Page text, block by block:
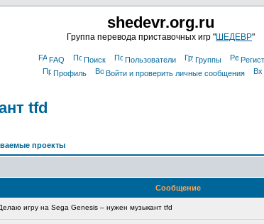
shedevr.org.ru
Группа перевода приставочных игр "ШЕДЕВР"
FAQ Поиск Пользователи Группы
Профиль
Войти и проверить личные сообщения
tfd
проекты
Сообщение
игру на Sega Genesis – нужен музыкант tfd